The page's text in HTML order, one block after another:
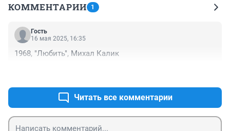
КОММЕНТАРИИ 1
Гость
16 мая 2025, 16:35
1968, "Любить", Михал Калик
Читать все комментарии